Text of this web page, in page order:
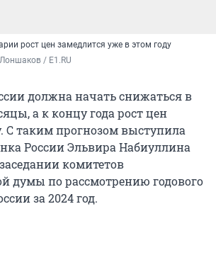
рост цен замедлится уже в этом году
/ E1.RU
должна начать снижаться в
а к концу года рост цен
С таким прогнозом выступила
России Эльвира Набиуллина
комитетов
думы по рассмотрению годового
за 2024 год.